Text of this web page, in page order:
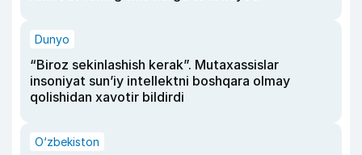
Dunyo
“Biroz sekinlashish kerak”. Mutaxassislar
insoniyat sun’iy intellektni boshqara olmay
qolishidan xavotir bildirdi
O‘zbekiston